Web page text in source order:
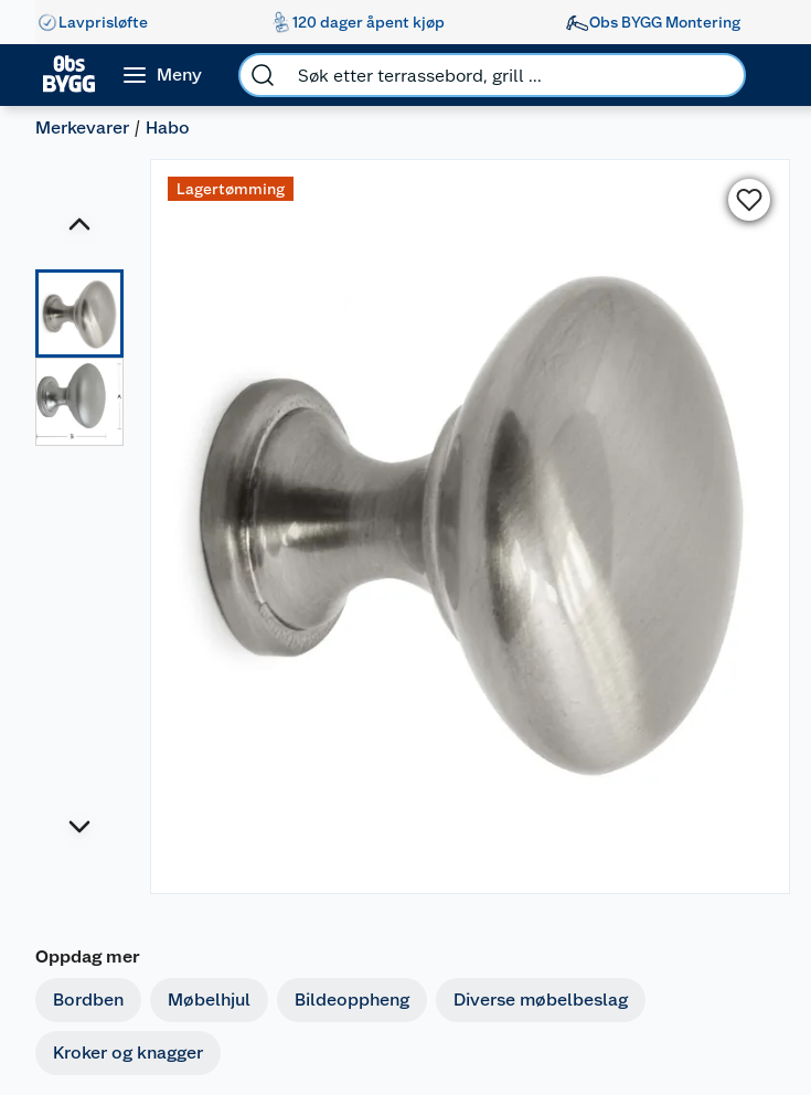
Lavprisløfte 120 dager åpent kjøp Obs BYGG Montering
Meny
Merkevarer Habo
Lagertømming
Oppdag mer
Bordben Møbelhjul Bildeoppheng Diverse møbelbeslag
Kroker og knagger